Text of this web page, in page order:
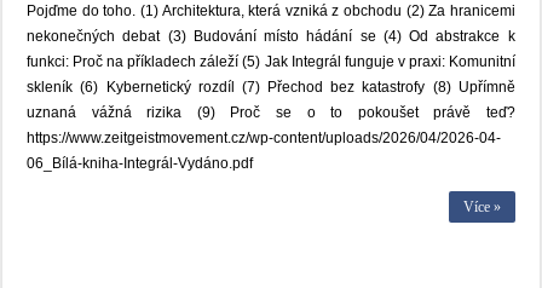
Pojďme do toho. (1) Architektura, která vzniká z obchodu (2) Za hranicemi
nekonečných debat (3) Budování místo hádání se (4) Od abstrakce k
funkci: Proč na příkladech záleží (5) Jak Integrál funguje v praxi: Komunitní
skleník (6) Kybernetický rozdíl (7) Přechod bez katastrofy (8) Upřímně
uznaná vážná rizika (9) Proč se o to pokoušet právě teď?
https://www.zeitgeistmovement.cz/wp-content/uploads/2026/04/2026-04-
06_Bílá-kniha-Integrál-Vydáno.pdf
Více »